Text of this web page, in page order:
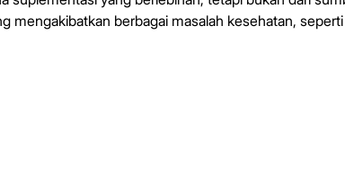
mengakibatkan berbagai masalah kesehatan, seperti